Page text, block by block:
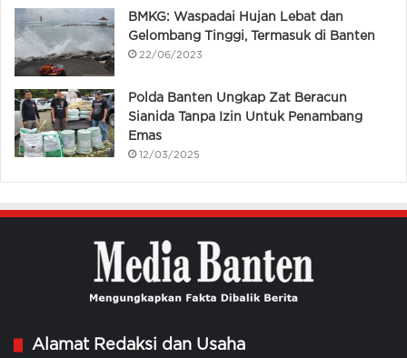
BMKG: Waspadai Hujan Lebat dan
Gelombang Tinggi, Termasuk di Banten
22/06/2023
Polda Banten Ungkap Zat Beracun
Sianida Tanpa Izin Untuk Penambang
Emas
12/03/2025
Alamat Redaksi dan Usaha